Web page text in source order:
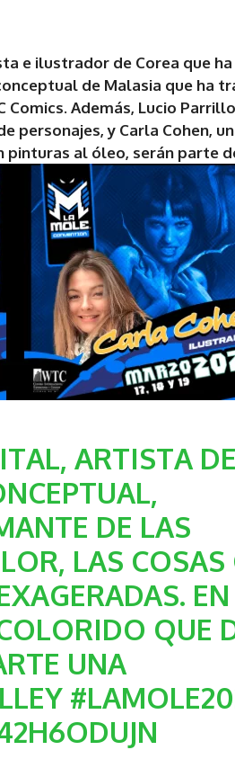
e ilustrador de Corea que
de Malasia que ha
Además, Lucio
personajes, y Carla Cohen,
pinturas al óleo, serán parte
ARTISTA DE
DE LAS
LAS COSAS
QUE
UNA